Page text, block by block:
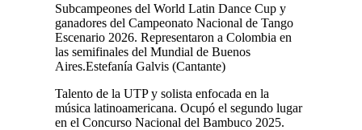
Subcampeones del World Latin Dance Cup y
ganadores del Campeonato Nacional de Tango
Escenario 2026. Representaron a Colombia en
las semifinales del Mundial de Buenos
Aires.Estefanía Galvis (Cantante)
Talento de la UTP y solista enfocada en la
música latinoamericana. Ocupó el segundo lugar
en el Concurso Nacional del Bambuco 2025.